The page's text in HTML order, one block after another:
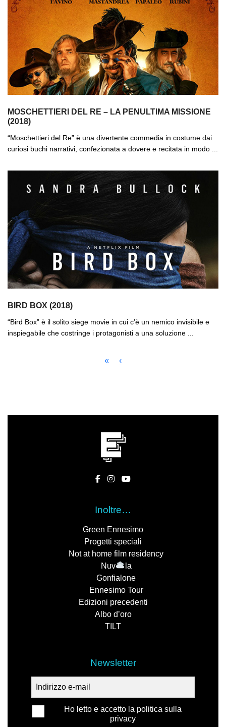
MOSCHETTIERI DEL RE – LA PENULTIMA MISSIONE
(2018)
“Moschettieri del Re” è una divertente commedia in costume dai
curiosi buchi narrativi, confezionata a dovere e recitata in modo ...
BIRD BOX (2018)
“Bird Box” è il solito siege movie in cui c’è un nemico invisibile e
inspiegabile che costringe i protagonisti a una soluzione ...
« ‹
Inoltre…
Green Ennesimo
Progetti speciali
Not at home film residency
Nuv
la
Gonfialone
Ennesimo Tour
Edizioni precedenti
Albo d’oro
TILT
Newsletter
Ho letto e accetto la politica sulla
privacy